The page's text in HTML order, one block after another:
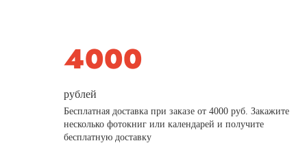
рублей
Бесплатная доставка при заказе от 4000 руб. Закажите
несколько фотокниг или календарей и получите
бесплатную доставку